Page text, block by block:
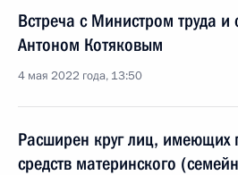
Встреча с Министром труда
Антоном Котяковым
4 мая 2022 года, 13:50
Расширен круг лиц, имеющих
средств материнского